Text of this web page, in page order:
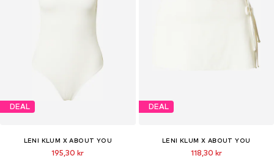
DEAL
LENI KLUM X ABOUT YOU
195,30 kr
DEAL
LENI KLUM X ABOUT YOU
118,30 kr